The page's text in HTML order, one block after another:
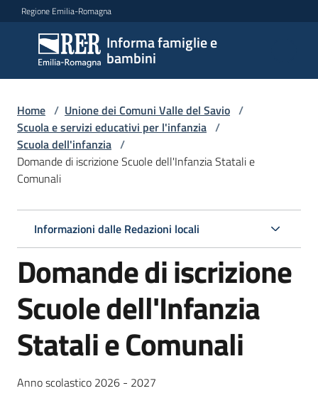
Vai al contenuto
Vai alla navigazione
Vai al footer
Regione Emilia-Romagna
Informa famiglie e
bambini
Informa
famiglie
e
bambini
Argomenti
Servizi
Centri
per
le
famiglie
locali
Home / Unione dei Comuni Valle del Savio /
Scuola e servizi educativi per l'infanzia /
Scuola dell'infanzia /
Domande di iscrizione Scuole dell'Infanzia Statali e
Comunali
Informazioni dalle Redazioni locali
Domande di iscrizione
Scuole dell'Infanzia
Statali e Comunali
Anno scolastico 2026 - 2027